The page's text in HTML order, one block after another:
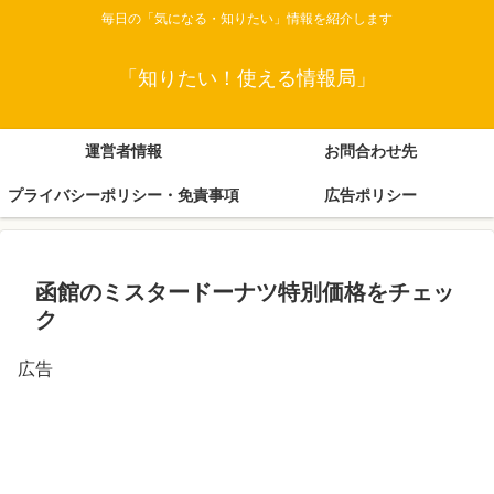
毎日の「気になる・知りたい」情報を紹介します
「知りたい！使える情報局」
運営者情報 お問合わせ先
プライバシーポリシー・免責事項 広告ポリシー
函館のミスタードーナツ特別価格をチェッ
ク
広告